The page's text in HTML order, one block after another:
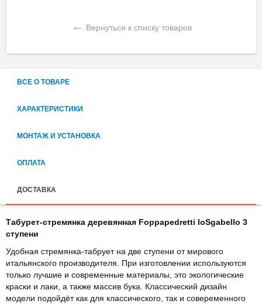
← Вернуться к списку товаров
ВСЕ О ТОВАРЕ
ХАРАКТЕРИСТИКИ
МОНТАЖ И УСТАНОВКА
ОПЛАТА
ДОСТАВКА
Табурет-стремянка деревянная Foppapedretti loSgabello 3
ступени
Удобная стремянка-табрует на две ступени от мирового
итальянского производителя. При изготовлении используются
только лучшие и современные материалы, это экологические
краски и лаки, а также массив бука. Классический дизайн
модели подойдёт как для классического, так и совеременного